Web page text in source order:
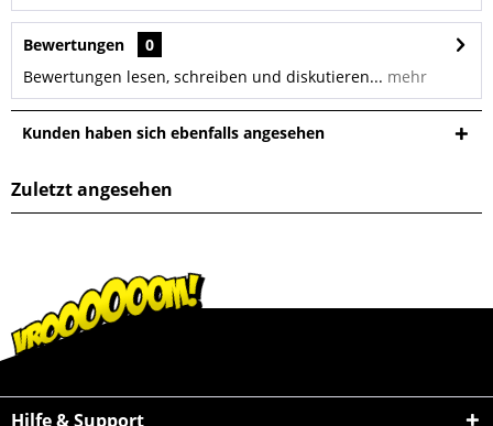
Bewertungen
0
Bewertungen lesen, schreiben und diskutieren... mehr
Kunden haben sich ebenfalls angesehen
Zuletzt angesehen
Hilfe & Support